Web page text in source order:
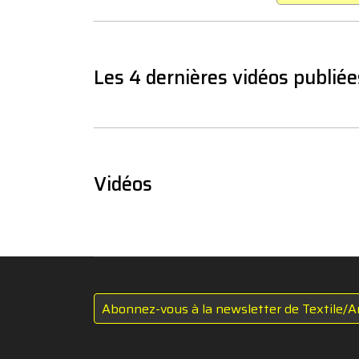
Les 4 dernières vidéos
Vidéos
Abonnez-vous à la newsletter de Textile/